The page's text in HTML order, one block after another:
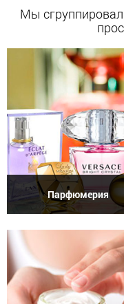
Мы
Парфюмерия